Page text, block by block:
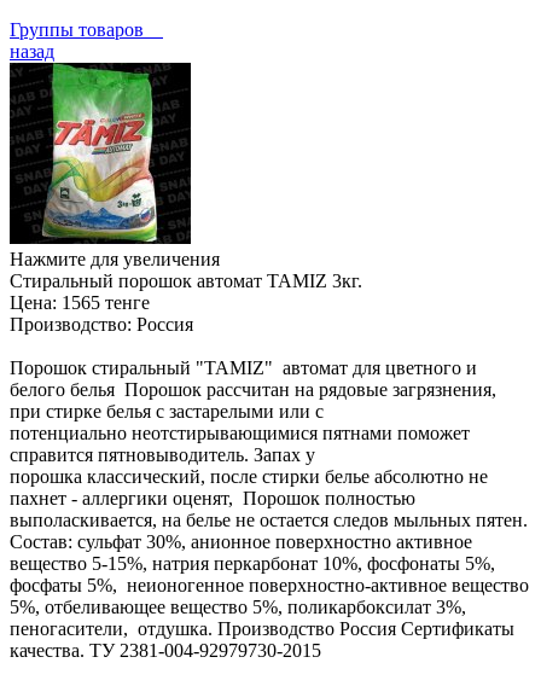
Группы товаров
назад
Нажмите для увеличения
Стиральный порошок автомат TAMIZ 3кг.
Цена: 1565 тенге
Производство: Россия
Порошок стиральный "TAMIZ" автомат для цветного и
белого белья Порошок рассчитан на рядовые загрязнения,
при стирке белья с застарелыми или с
потенциально неотстирывающимися пятнами поможет
справится пятновыводитель. Запах у
порошка классический, после стирки белье абсолютно не
пахнет - аллергики оценят, Порошок полностью
выполаскивается, на белье не остается следов мыльных пятен.
Состав: сульфат 30%, анионное поверхностно активное
вещество 5-15%, натрия перкарбонат 10%, фосфонаты 5%,
фосфаты 5%, неионогенное поверхностно-активное вещество
5%, отбеливающее вещество 5%, поликарбоксилат 3%,
пеногасители, отдушка. Производство Россия Сертификаты
качества. ТУ 2381-004-92979730-2015